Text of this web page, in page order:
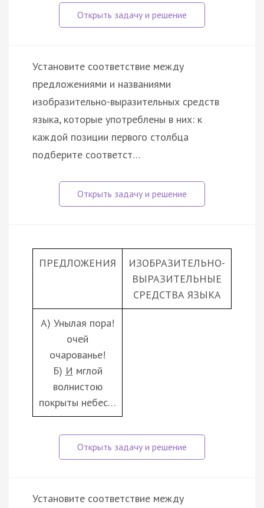
Установите соответствие между
предложениями и названиями
изобразительно-выразительных средств
языка, которые употреблены в них: к
каждой позиции первого столбца
подберите соответст…
ПРЕДЛОЖЕНИЯ
ИЗОБРАЗИТЕЛЬНО-
ВЫРАЗИТЕЛЬНЫЕ
СРЕДСТВА ЯЗЫКА
А) Унылая пора!
очей
очарованье!
Б) И мглой
волнистою
покрыты небес…
Установите соответствие между